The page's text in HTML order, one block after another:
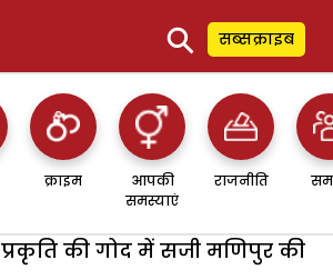
⚲ सब्सक्राइब
क्राइम
आपकी
समस्याएं
राजनीति
प्रकृति की गोद में सजी मणिपुर की